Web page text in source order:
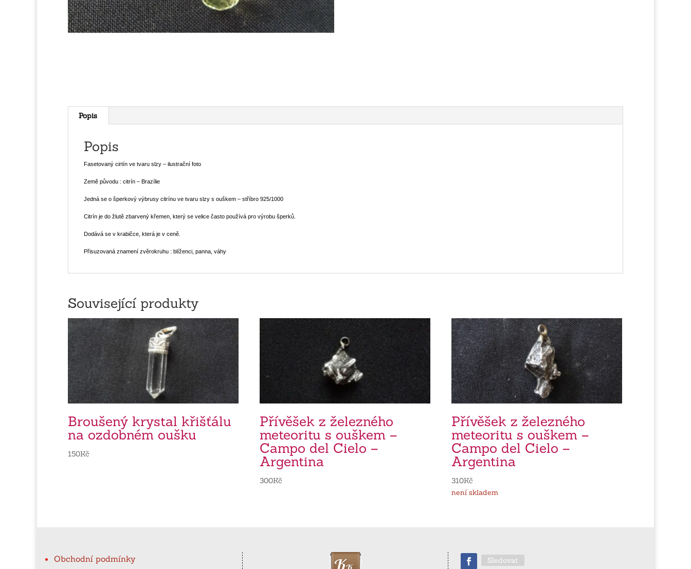
Popis
Popis
Fasetovaný cirtín ve tvaru slzy – ilustrační foto
Země původu : citrín – Brazílie
Jedná se o šperkový výbrusy citrínu ve tvaru slzy s ouškem – stříbro 925/1000
Citrín je do žlutě zbarvený křemen, který se velice často používá pro výrobu šperků.
Dodává se v krabičce, která je v ceně.
Přisuzovaná znamení zvěrokruhu : blíženci, panna, váhy
Související produkty
Broušený krystal křišťálu
na ozdobném oušku
150Kč
Přívěšek z železného
meteoritu s ouškem –
Campo del Cielo –
Argentina
300Kč
Přívěšek z železného
meteoritu s ouškem –
Campo del Cielo –
Argentina
310Kč
není skladem
Obchodní podmínky
Sledovat